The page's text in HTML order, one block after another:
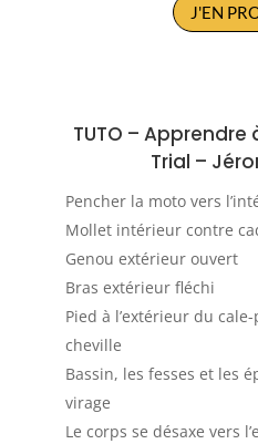
J'EN
TUTO – Apprendre
Trial –
Pencher la moto vers
Mollet intérieur contre
Genou extérieur ouvert
Bras extérieur fléchi
Pied à l’extérieur du
cheville
Bassin, les fesses et les
virage
Le corps se désaxe vers